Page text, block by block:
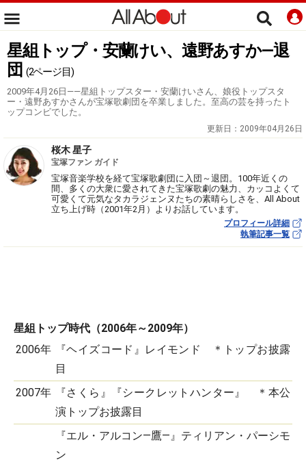
星組トップ・安蘭けい、遠野あすか―退
団 (2ページ目)
2009年4月26日――星組トップスター・安蘭けいさん、娘役トップスタ
ー・遠野あすかさんが宝塚歌劇団を卒業しました。至高の芸を持ったト
ップコンビでした。
更新日： 2009年04月26日
桜木 星子
宝塚ファン ガイド
宝塚音楽学校を経て宝塚歌劇団に入団～退団。100年近くの
間、多くの大衆に愛されてきた宝塚歌劇の魅力、カッコよくて
可愛くて元気なタカラジェンヌたちの素晴らしさを、All About
立ち上げ時（2001年2月）よりお話しています。
プロフィール詳細
執筆記事一覧
星組トップ時代（2006年～2009年）
2006年
『ヘイズコード』レイモンド ＊トップお披露
目
2007年
『さくら』『シークレットハンター』 ＊本公
演トップお披露目
『エル・アルコン―鷹―』ティリアン・パーシモ
ン